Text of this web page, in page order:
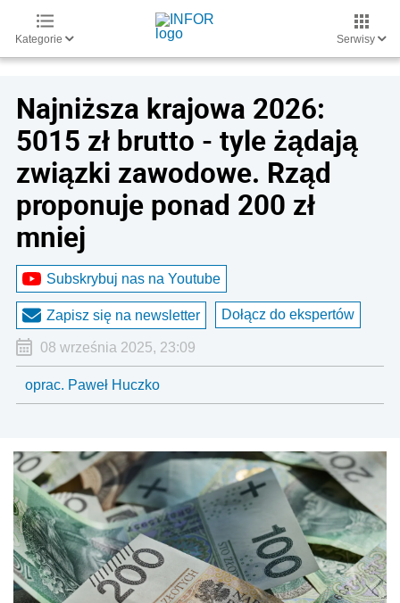
Kategorie Serwisy
Najniższa krajowa 2026:
5015 zł brutto - tyle żądają
związki zawodowe. Rząd
proponuje ponad 200 zł
mniej
Subskrybuj nas na Youtube
Zapisz się na newsletter Dołącz do ekspertów
08 września 2025, 23:09
oprac. Paweł Huczko